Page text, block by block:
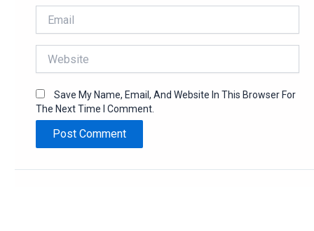
Save My Name, Email, And Website In This Browser For
The Next Time I Comment.